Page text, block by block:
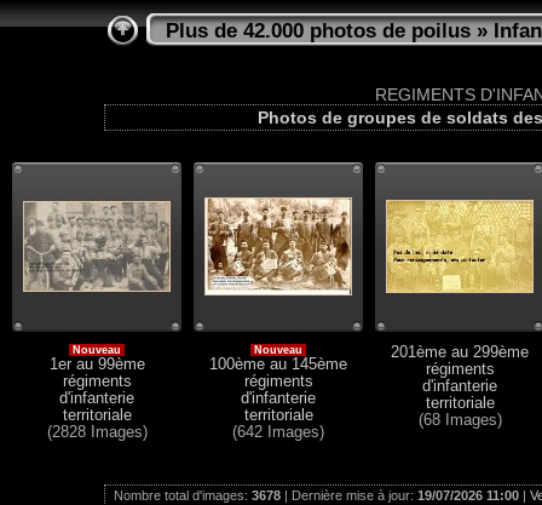
Plus de 42.000 photos de poilus»
REGIMENTS
Photos de groupes de soldats
Nouveau
1er au 99ème
régiments
d'infanterie
territoriale
(2828 Images)
Nouveau
100ème au 145ème
régiments
d'infanterie
territoriale
(642 Images)
201ème au 299ème
régiments
d'infanterie
territoriale
(68 Images)
Nombre total d'images: 3678| Dernière mise à jour: 19/07/2026 11:00|